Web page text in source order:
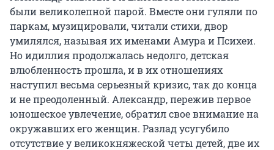
были великолепной парой. Вместе они гуляли по
паркам, музицировали, читали стихи, двор
умилялся, называя их именами Амура и Психеи.
Но идиллия продолжалась недолго, детская
влюбленность прошла, и в их отношениях
наступил весьма серьезный кризис, так до конца
и не преодоленный. Александр, пережив первое
юношеское увлечение, обратил свое внимание на
окружавших его женщин. Разлад усугубило
отсутствие у великокняжеской четы детей, две их